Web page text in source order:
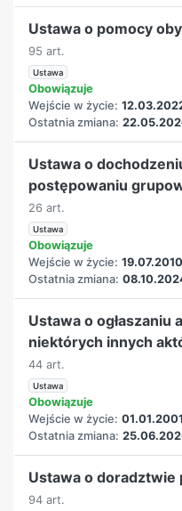
Ustawa o pomocy
95 art.
Ustawa
Obowiązuje
Wejście w życie:
Ostatnia zmiana:
Ustawa o
postępowaniu
26 art.
Ustawa
Obowiązuje
Wejście w życie: 19.07.2010
Ostatnia zmiana:
Ustawa o
niektórych innych
44 art.
Ustawa
Obowiązuje
Wejście w życie: 01.01.2001
Ostatnia zmiana:
Ustawa o doradztwie
94 art.